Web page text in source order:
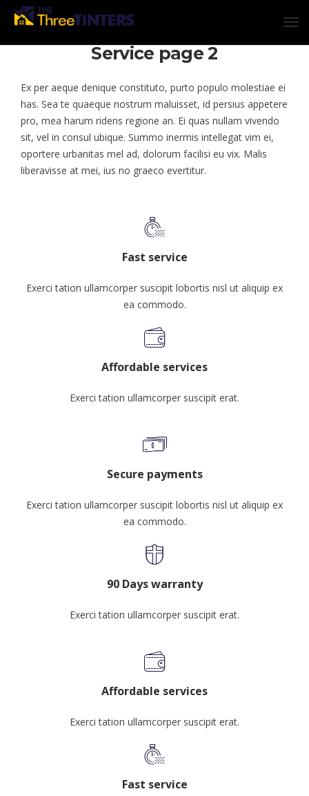
Service page 2
Ex per aeque denique constituto, purto populo molestiae ei
has. Sea te quaeque nostrum maluisset, id persius appetere
pro, mea harum ridens regione an. Ei quas nullam vivendo
sit, vel in consul ubique. Summo inermis intellegat vim ei,
oportere urbanitas mel ad, dolorum facilisi eu vix. Malis
liberavisse at mei, ius no graeco evertitur.
Fast service
Exerci tation ullamcorper suscipit lobortis nisl ut aliquip ex
ea commodo.
Affordable services
Exerci tation ullamcorper suscipit erat.
Secure payments
Exerci tation ullamcorper suscipit lobortis nisl ut aliquip ex
ea commodo.
90 Days warranty
Exerci tation ullamcorper suscipit erat.
Affordable services
Exerci tation ullamcorper suscipit erat.
Fast service